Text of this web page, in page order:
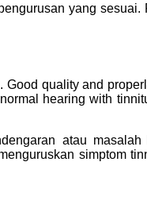
yang sesuai.
Good quality and
hearing with
atau
simptom